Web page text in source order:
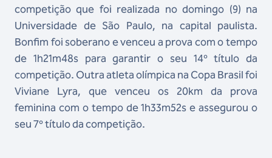
competição que foi realizada no domingo (9) na
Universidade de São Paulo, na capital paulista.
Bonfim foi soberano e venceu a prova com o tempo
de 1h21m48s para garantir o seu 14º título da
competição. Outra atleta olímpica na Copa Brasil foi
Viviane Lyra, que venceu os 20km da prova
feminina com o tempo de 1h33m52s e assegurou o
seu 7º título da competição.